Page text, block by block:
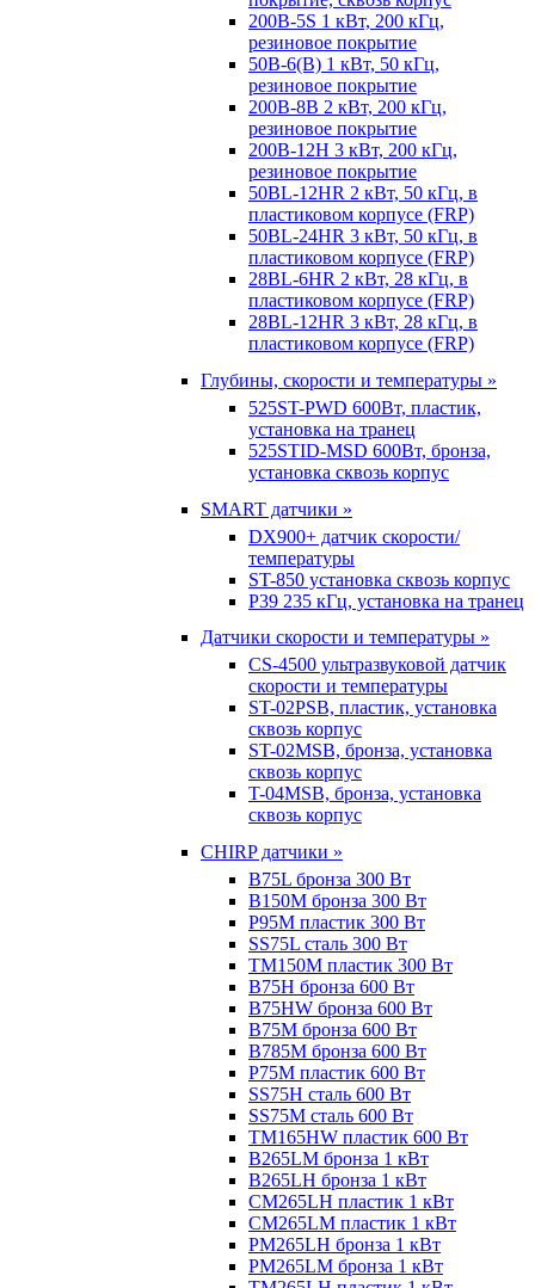
200B-5S 1 кВт, 200 кГц,
резиновое покрытие
50B-6(B) 1 кВт, 50 кГц,
резиновое покрытие
200B-8B 2 кВт, 200 кГц,
резиновое покрытие
200B-12H 3 кВт, 200 кГц,
резиновое покрытие
50BL-12HR 2 кВт, 50 кГц, в
пластиковом корпусе (FRP)
50BL-24HR 3 кВт, 50 кГц, в
пластиковом корпусе (FRP)
28BL-6HR 2 кВт, 28 кГц, в
пластиковом корпусе (FRP)
28BL-12HR 3 кВт, 28 кГц, в
пластиковом корпусе (FRP)
Глубины, скорости и температуры »
525ST-PWD 600Вт, пластик,
установка на транец
525STID-MSD 600Вт, бронза,
установка сквозь корпус
SMART датчики »
DX900+ датчик скорости/
температуры
ST-850 установка сквозь корпус
P39 235 кГц, установка на транец
Датчики скорости и температуры »
CS-4500 ультразвуковой датчик
скорости и температуры
ST-02PSB, пластик, установка
сквозь корпус
ST-02MSB, бронза, установка
сквозь корпус
T-04MSB, бронза, установка
сквозь корпус
CHIRP датчики »
B75L бронза 300 Вт
B150M бронза 300 Вт
P95M пластик 300 Вт
SS75L сталь 300 Вт
TM150M пластик 300 Вт
B75H бронза 600 Вт
B75HW бронза 600 Вт
B75M бронза 600 Вт
B785M бронза 600 Вт
P75M пластик 600 Вт
SS75H сталь 600 Вт
SS75M сталь 600 Вт
TM165HW пластик 600 Вт
B265LM бронза 1 кВт
B265LH бронза 1 кВт
CM265LH пластик 1 кВт
CM265LM пластик 1 кВт
PM265LH бронза 1 кВт
PM265LM бронза 1 кВт